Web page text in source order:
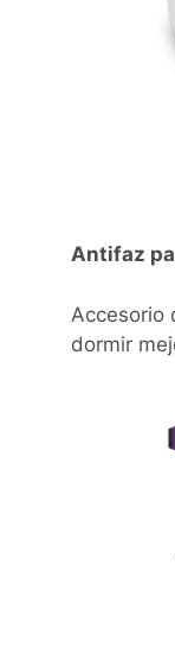
Antifaz
Accesorio
dormir